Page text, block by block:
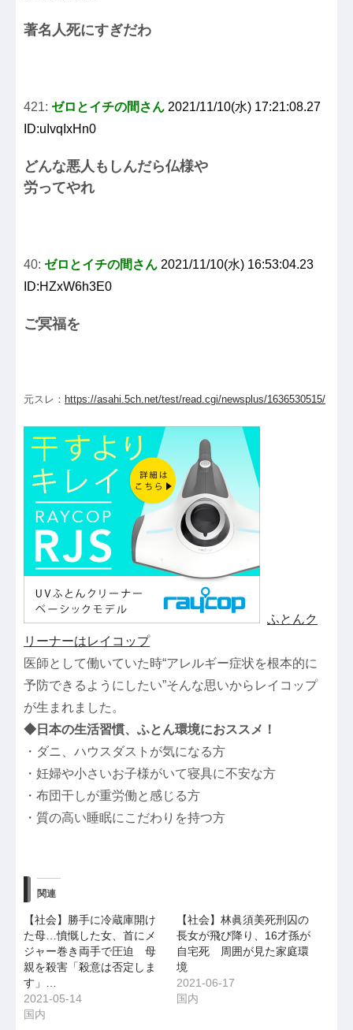
著名人死にすぎだわ
421: ゼロとイチの間さん 2021/11/10(水) 17:21:08.27
ID:uIvqIxHn0
どんな悪人もしんだら仏様や
労ってやれ
40: ゼロとイチの間さん 2021/11/10(水) 16:53:04.23
ID:HZxW6h3E0
ご冥福を
元スレ： https://asahi.5ch.net/test/read.cgi/newsplus/1636530515/
ふとんク
リーナーはレイコップ
医師として働いていた時“アレルギー症状を根本的に
予防できるようにしたい”そんな思いからレイコップ
が生まれました。
◆日本の生活習慣、ふとん環境におススメ！
・ダニ、ハウスダストが気になる方
・妊婦や小さいお子様がいて寝具に不安な方
・布団干しが重労働と感じる方
・質の高い睡眠にこだわりを持つ方
関連
【社会】勝手に冷蔵庫開け
た母…憤慨した女、首にメ
ジャー巻き両手で圧迫 母
親を殺害「殺意は否定しま
す」…
2021-05-14
国内
【社会】林眞須美死刑囚の
長女が飛び降り、16才孫が
自宅死 周囲が見た家庭環
境
2021-06-17
国内